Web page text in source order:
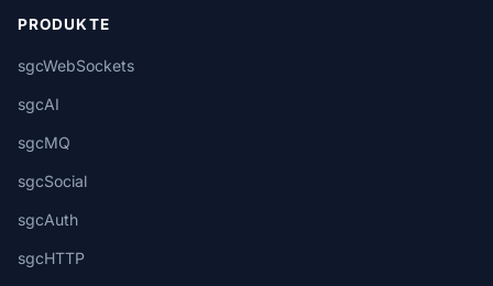
PRODUKTE
sgcWebSockets
sgcAI
sgcMQ
sgcSocial
sgcAuth
sgcHTTP